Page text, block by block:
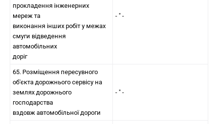
прокладення інженерних
мереж та
виконання інших робіт у межах
смуги відведення
автомобільних
доріг
- " -
65. Розміщення пересувного
об'єкта дорожнього сервісу на
землях дорожнього
господарства
вздовж автомобільної дороги
- " -